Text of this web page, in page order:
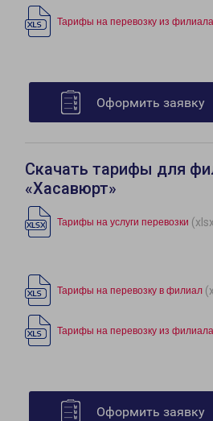
Тарифы на перевозку из филиала
Оформить заявку
Скачать тарифы для
«Хасавюрт»
Тарифы на услуги перевозки
Тарифы на перевозку в филиал
Тарифы на перевозку из филиала
Оформить заявку